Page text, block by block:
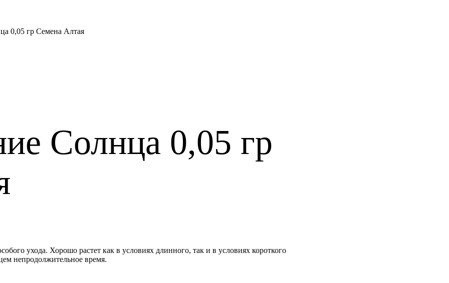
0,05 гр Семена Алтая
Солнца 0,05 гр
ухода. Хорошо растет как в условиях длинного, так и в условиях короткого
непродолжительное время.